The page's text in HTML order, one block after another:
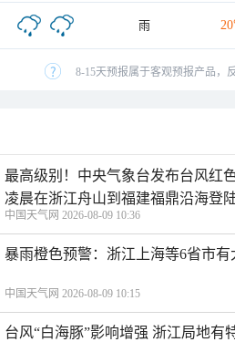
雨
8-15天预报属于客观预报产品，
最高级别！中央气象台发布台风红
凌晨在浙江舟山到福建福鼎沿海登
中国天气网 2026-08-09 10:36
暴雨橙色预警：浙江上海等6省市
中国天气网 2026-08-09 10:15
台风“白海豚”影响增强 浙江局地有